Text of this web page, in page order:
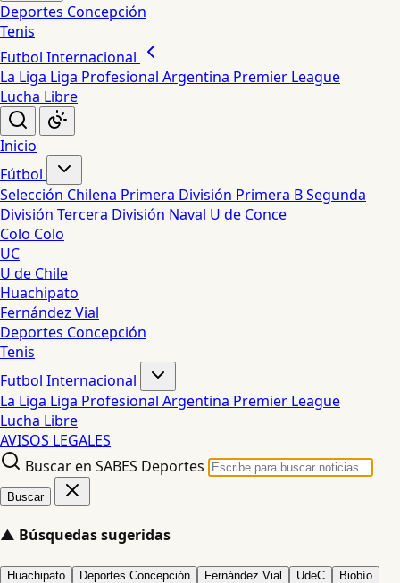
Deportes Concepción
Tenis
Futbol Internacional
La Liga Liga Profesional Argentina Premier League
Lucha Libre
Inicio
Fútbol
Selección Chilena Primera División Primera BSegunda
División Tercera División Naval U de Conce
Colo Colo
UC
U de Chile
Huachipato
Fernández Vial
Deportes Concepción
Tenis
Futbol Internacional
La Liga Liga Profesional Argentina Premier League
Lucha Libre
AVISOS LEGALES
Buscar en SABES Deportes
Buscar
▲ Búsquedas sugeridas
Huachipato Deportes Concepción Fernández Vial UdeC Biobío